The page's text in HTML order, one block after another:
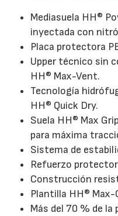
Mediasuela HH®
inyectada con
Placa protectora
Upper técnico sin
HH® Max-Vent.
Tecnología
HH® Quick Dry.
Suela HH® Max
para máxima
Sistema de
Refuerzo
Construcción
Plantilla HH®
Más del 70 % de la